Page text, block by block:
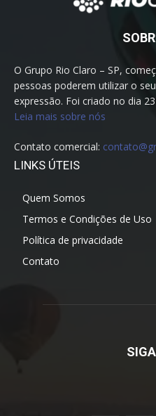
O Grupo Rio Claro – SP,
pessoas poderem utilizar o
expressão. Foi criado no dia
Leia mais sobre nós
Contato comercial:
LINKS ÚTEIS
Quem Somos
Termos e Condições de Uso
Política de privacidade
Contato